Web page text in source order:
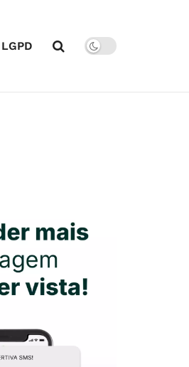
LGPD